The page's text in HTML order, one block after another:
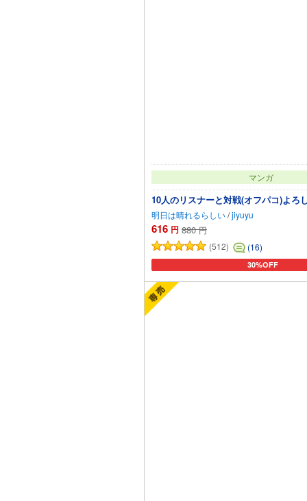
マンガ
10人のリスナーと対戦(オフパコ)よろ
明日は晴れるらしい/jiyuyu
616 円 880 円
(512)
(16)
30%OFF
カートに追加